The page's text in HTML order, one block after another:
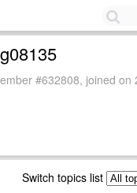
#632808, joined on
Switch topics list